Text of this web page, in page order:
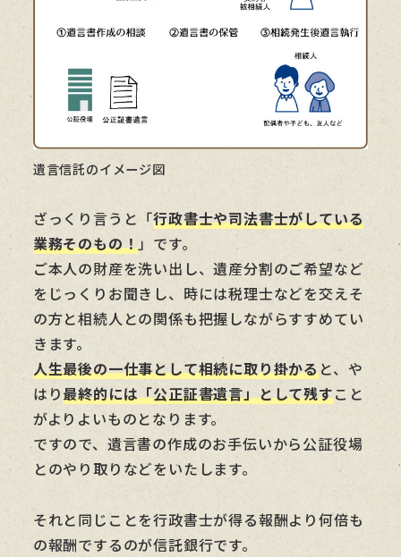
遺言信託のイメージ図
ざっくり言うと「行政書士や司法書士がしている
業務そのもの！」です。
ご本人の財産を洗い出し、遺産分割のご希望など
をじっくりお聞きし、時には税理士などを交えそ
の方と相続人との関係も把握しながらすすめてい
きます。
人生最後の一仕事として相続に取り掛かると、や
はり最終的には「公正証書遺言」として残すこと
がよりよいものとなります。
ですので、遺言書の作成のお手伝いから公証役場
とのやり取りなどをいたします。
それと同じことを行政書士が得る報酬より何倍も
の報酬でするのが信託銀行です。